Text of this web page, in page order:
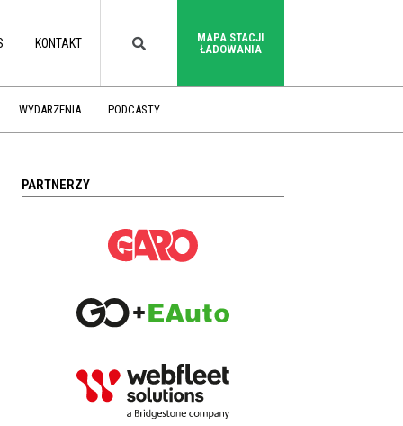
KONTAKT
MAPA STACJI
ŁADOWANIA
WYDARZENIA PODCASTY
PARTNERZY